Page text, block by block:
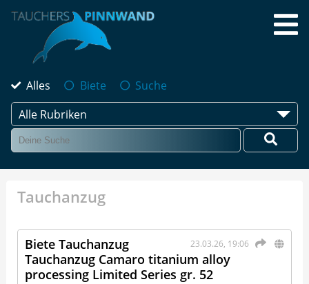
Alles Biete
Suche
Alle Rubriken
Tauchanzug
23.03.26, 19:06
Biete Tauchanzug
Tauchanzug Camaro titanium alloy
processing Limited Series gr. 52